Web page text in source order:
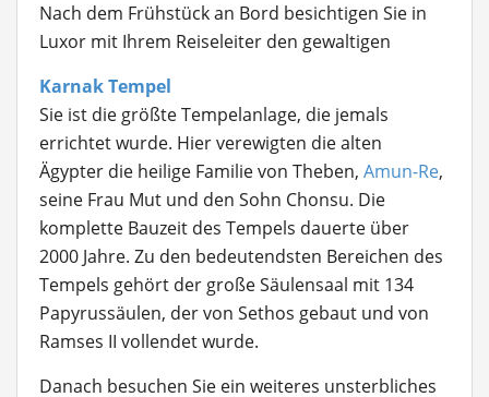
Nach dem Frühstück an Bord besichtigen Sie in
Luxor mit Ihrem Reiseleiter den gewaltigen
Karnak Tempel
Sie ist die größte Tempelanlage, die jemals
errichtet wurde. Hier verewigten die alten
Ägypter die heilige Familie von Theben, Amun-Re,
seine Frau Mut und den Sohn Chonsu. Die
komplette Bauzeit des Tempels dauerte über
2000 Jahre. Zu den bedeutendsten Bereichen des
Tempels gehört der große Säulensaal mit 134
Papyrussäulen, der von Sethos gebaut und von
Ramses II vollendet wurde.
Danach besuchen Sie ein weiteres unsterbliches